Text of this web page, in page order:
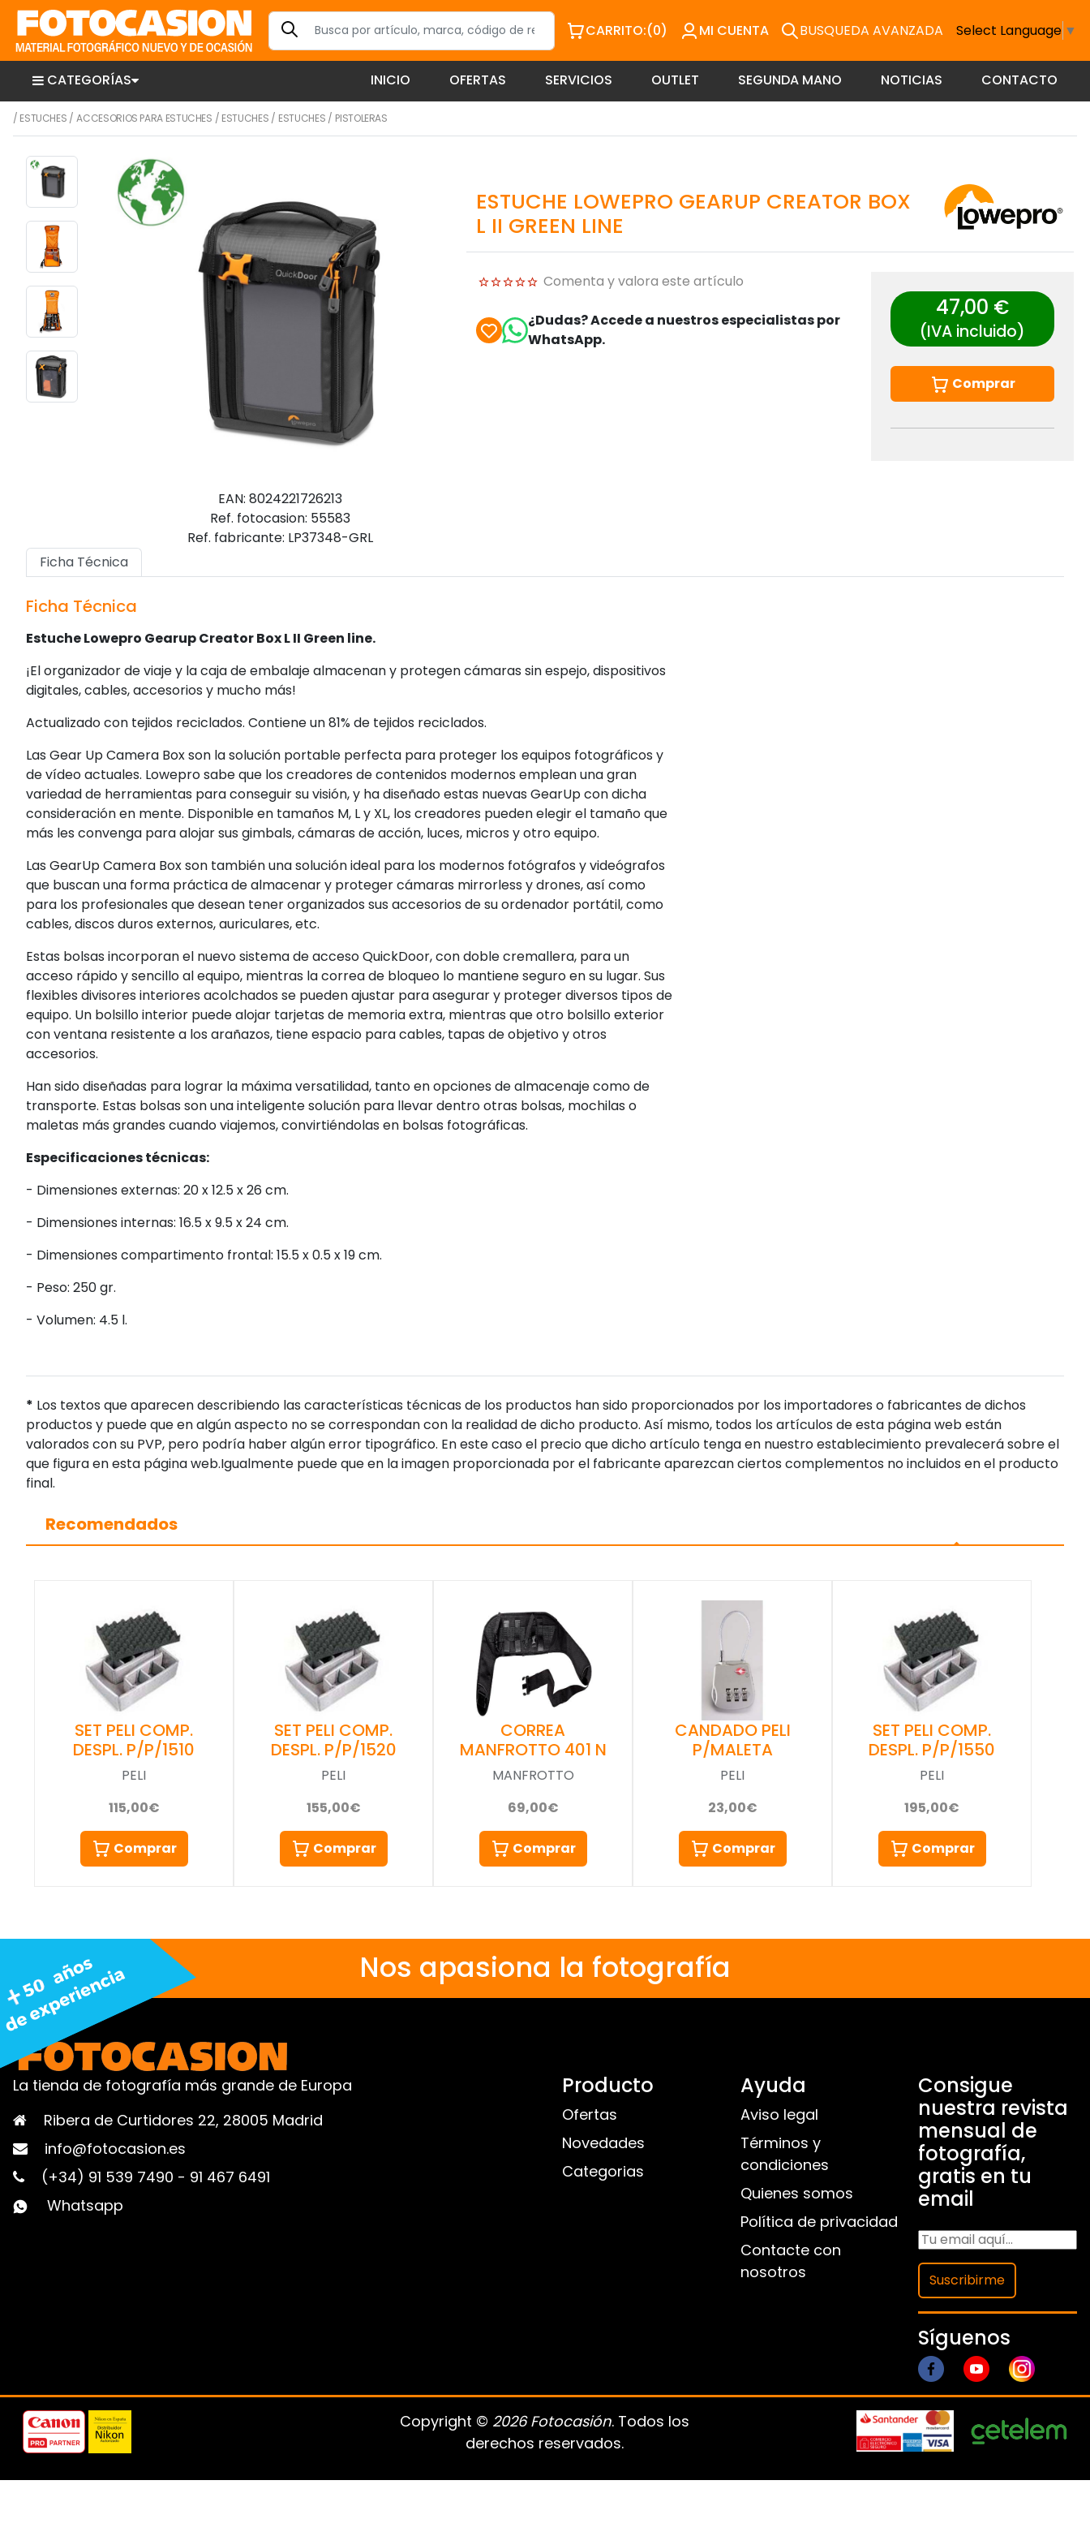
CARRITO:(0) MI CUENTA BUSQUEDA AVANZADA Select Language ▼
CATEGORÍAS INICIO OFERTAS SERVICIOS OUTLET SEGUNDA MANO NOTICIAS CONTACTO
/ ESTUCHES /ACCESORIOS PARA ESTUCHES / ESTUCHES / ESTUCHES / PISTOLERAS
EAN: 8024221726213
Ref. fotocasion: 55583
Ref. fabricante: LP37348-GRL
ESTUCHE LOWEPRO GEARUP CREATOR BOX
L II GREEN LINE
Comenta y valora este artículo
¿Dudas? Accede a nuestros especialistas por
WhatsApp.
47,00 €
(IVA incluido)
Comprar
Ficha Técnica
Ficha Técnica
Estuche Lowepro Gearup Creator Box L II Green line.
¡El organizador de viaje y la caja de embalaje almacenan y protegen cámaras sin espejo, dispositivos
digitales, cables, accesorios y mucho más!
Actualizado con tejidos reciclados. Contiene un 81% de tejidos reciclados.
Las Gear Up Camera Box son la solución portable perfecta para proteger los equipos fotográficos y
de vídeo actuales. Lowepro sabe que los creadores de contenidos modernos emplean una gran
variedad de herramientas para conseguir su visión, y ha diseñado estas nuevas GearUp con dicha
consideración en mente. Disponible en tamaños M, L y XL, los creadores pueden elegir el tamaño que
más les convenga para alojar sus gimbals, cámaras de acción, luces, micros y otro equipo.
Las GearUp Camera Box son también una solución ideal para los modernos fotógrafos y videógrafos
que buscan una forma práctica de almacenar y proteger cámaras mirrorless y drones, así como
para los profesionales que desean tener organizados sus accesorios de su ordenador portátil, como
cables, discos duros externos, auriculares, etc.
Estas bolsas incorporan el nuevo sistema de acceso QuickDoor, con doble cremallera, para un
acceso rápido y sencillo al equipo, mientras la correa de bloqueo lo mantiene seguro en su lugar. Sus
flexibles divisores interiores acolchados se pueden ajustar para asegurar y proteger diversos tipos de
equipo. Un bolsillo interior puede alojar tarjetas de memoria extra, mientras que otro bolsillo exterior
con ventana resistente a los arañazos, tiene espacio para cables, tapas de objetivo y otros
accesorios.
Han sido diseñadas para lograr la máxima versatilidad, tanto en opciones de almacenaje como de
transporte. Estas bolsas son una inteligente solución para llevar dentro otras bolsas, mochilas o
maletas más grandes cuando viajemos, convirtiéndolas en bolsas fotográficas.
Especificaciones técnicas:
- Dimensiones externas: 20 x 12.5 x 26 cm.
- Dimensiones internas: 16.5 x 9.5 x 24 cm.
- Dimensiones compartimento frontal: 15.5 x 0.5 x 19 cm.
- Peso: 250 gr.
- Volumen: 4.5 l.
* Los textos que aparecen describiendo las características técnicas de los productos han sido proporcionados por los importadores o fabricantes de dichos
productos y puede que en algún aspecto no se correspondan con la realidad de dicho producto. Así mismo, todos los artículos de esta página web están
valorados con su PVP, pero podría haber algún error tipográfico. En este caso el precio que dicho artículo tenga en nuestro establecimiento prevalecerá sobre el
que figura en esta página web.Igualmente puede que en la imagen proporcionada por el fabricante aparezcan ciertos complementos no incluidos en el producto
final.
Recomendados
SET PELI COMP.
DESPL. P/P/1510
PELI
115,00€
Comprar
SET PELI COMP.
DESPL. P/P/1520
PELI
155,00€
Comprar
CORREA
MANFROTTO 401 N
MANFROTTO
69,00€
Comprar
CANDADO PELI
P/MALETA
PELI
23,00€
Comprar
SET PELI COMP.
DESPL. P/P/1550
PELI
195,00€
Comprar
Nos apasiona la fotografía
La tienda de fotografía más grande de Europa
Ribera de Curtidores 22, 28005 Madrid
info@fotocasion.es
(+34) 91 539 7490 - 91 467 6491
Whatsapp
Producto
Ofertas
Novedades
Categorias
Ayuda
Aviso legal
Términos y
condiciones
Quienes somos
Política de privacidad
Contacte con
nosotros
Consigue
nuestra revista
mensual de
fotografía,
gratis en tu
email
Suscribirme
Síguenos
Copyright © 2026 Fotocasión. Todos los
derechos reservados.